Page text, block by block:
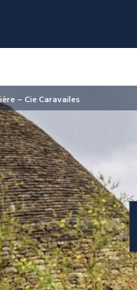
– Cie Caravailes